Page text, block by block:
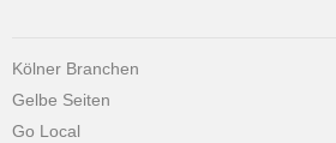
Kölner Branchen
Gelbe Seiten
Go Local